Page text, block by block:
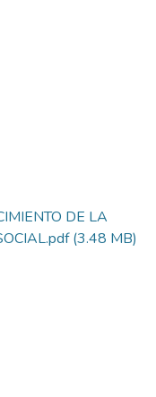
DE LA
(3.48 MB)